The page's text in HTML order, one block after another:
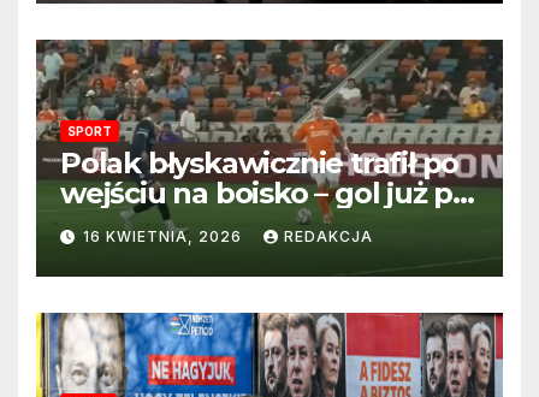
SPORT
Polak błyskawicznie trafił po
wejściu na boisko – gol już po
22 sekundach!
16 KWIETNIA, 2026 REDAKCJA